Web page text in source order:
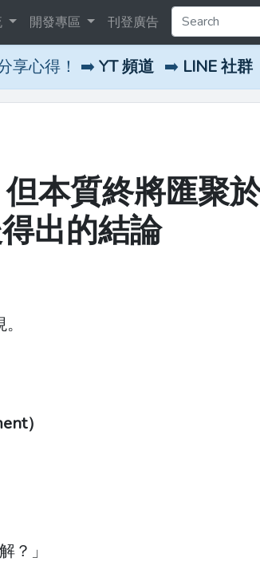
開發專區 刊登廣告
享心得！ ➡️ YT 頻道 ➡️ LINE 社群
本質終將匯聚
出的結論
）
？」